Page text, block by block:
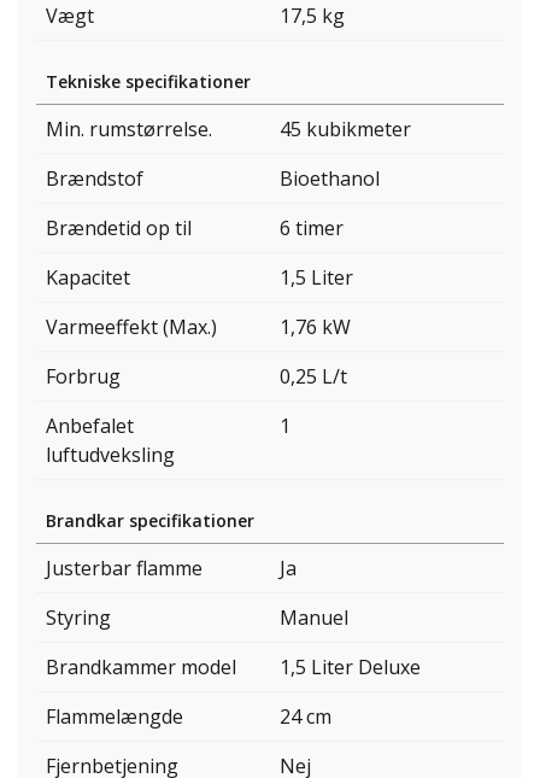
Vægt
17,5 kg
Tekniske specifikationer
Min. rumstørrelse.
45 kubikmeter
Brændstof
Bioethanol
Brændetid op til
6 timer
Kapacitet
1,5 Liter
Varmeeffekt (Max.)
1,76 kW
Forbrug
0,25 L/t
Anbefalet
luftudveksling
1
Brandkar specifikationer
Justerbar flamme
Ja
Styring
Manuel
Brandkammer model
1,5 Liter Deluxe
Flammelængde
24 cm
Fjernbetjening
Nej